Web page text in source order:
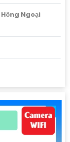
Ngoại